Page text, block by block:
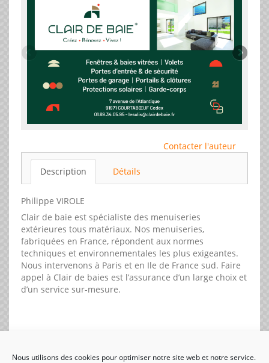
Nous utilisons des cookies pour optimiser notre site web et notre service.
Contacter l'auteur
Description Détails
Philippe VIROLE
Clair de baie est spécialiste des menuiseries
extérieures tous matériaux. Nos menuiseries,
fabriquées en France, répondent aux normes
techniques et environnementales les plus exigeantes.
Nous intervenons à Paris et en Ile de France sud. Faire
appel à Clair de baies est l’assurance d’un large choix et
d’un service sur-mesure.